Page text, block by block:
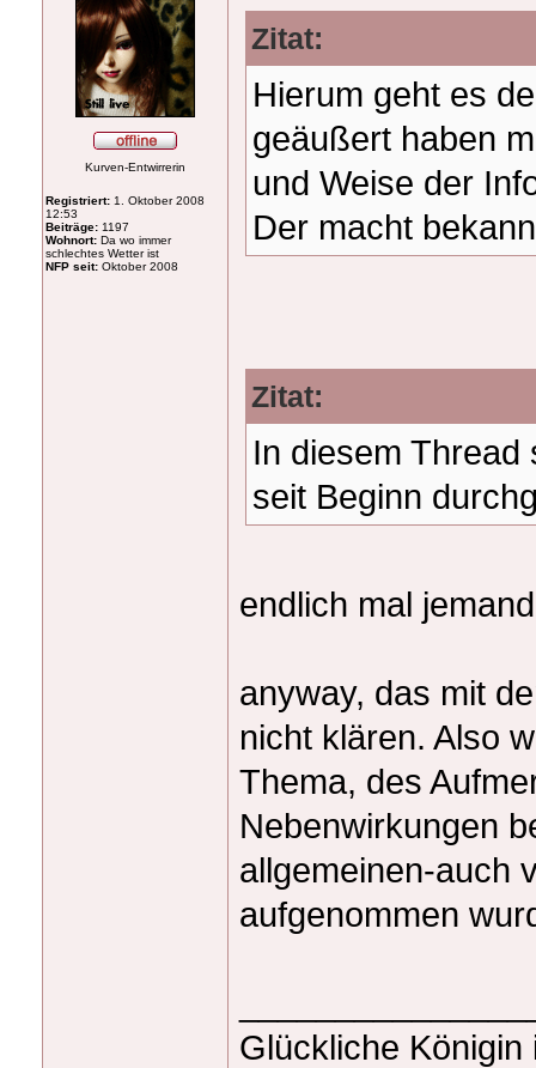
Kurven-Entwirrerin
Registriert: 1. Oktober 2008
12:53
Beiträge: 1197
Wohnort: Da wo immer
schlechtes Wetter ist
NFP seit: Oktober 2008
Zitat:
Hierum geht es
geäußert haben
und Weise der
Der macht
Zitat:
In diesem Thread
seit Beginn
endlich mal
anyway, das mit
nicht klären. Also
Thema, des
Nebenwirkungen
allgemeinen-auch
aufgenommen
Glückliche